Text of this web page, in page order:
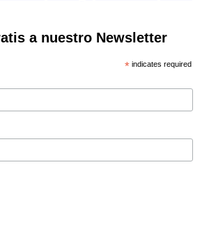
a nuestro Newsletter
* indicates required